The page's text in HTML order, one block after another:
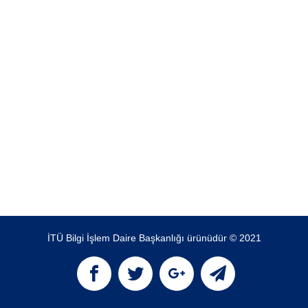
İTÜ Bilgi İşlem Daire Başkanlığı ürünüdür © 2021